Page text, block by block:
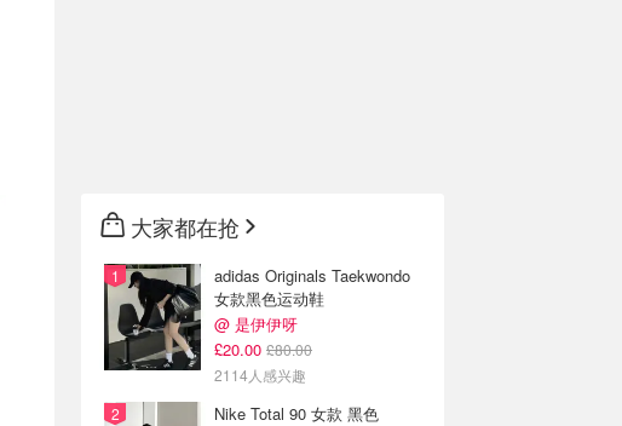
大家都在抢
adidas Originals Taekwondo
女款黑色运动鞋
@ 是伊伊呀
£20.00 £80.00
2114人感兴趣
Nike Total 90 女款 黑色